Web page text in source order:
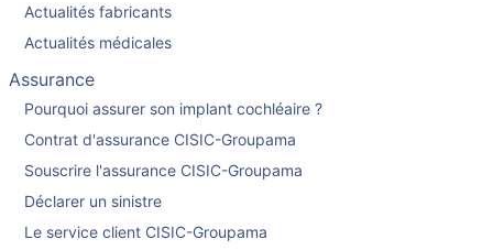
Actualités fabricants
Actualités médicales
Assurance
Pourquoi assurer son implant cochléaire ?
Contrat d'assurance CISIC-Groupama
Souscrire l'assurance CISIC-Groupama
Déclarer un sinistre
Le service client CISIC-Groupama